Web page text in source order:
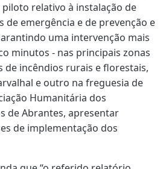
relativo à instalação de
de emergência e de prevenção e
uma intervenção mais
minutos - nas principais zonas
de incêndios rurais e florestais,
e outro na freguesia de
Humanitária dos
de Abrantes, apresentar
de implementação dos